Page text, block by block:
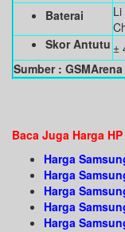
Baterai
Skor Antutu ±
Sumber : GSMArena
Baca Juga Harga
Harga
Harga
Harga
Harga
Harga